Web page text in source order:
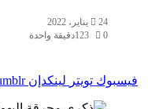
24 يناير، 2022
0
123دقيقة واحدة
فيسبوك تويتر لينكدإن